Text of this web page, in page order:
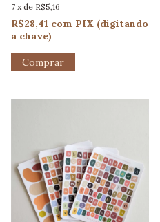
7 x de R$5,16
R$28,41 com PIX (digitando
a chave)